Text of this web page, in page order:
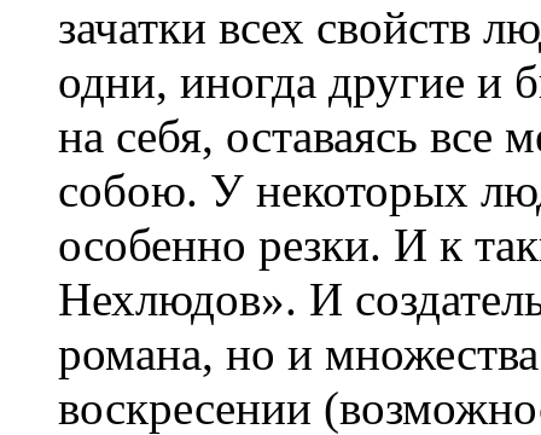
зачатки всех свойств
одни, иногда другие и
на себя, оставаясь
собою. У некоторых
особенно резки. И к
Нехлюдов». И
романа, но и
воскресении